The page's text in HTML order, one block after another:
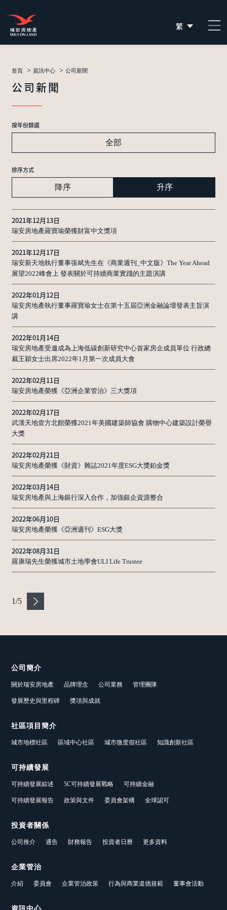
繁
简
首頁 > 資訊中心 > 公司新聞
公司新聞
按年份篩選
全部
排序方式
降序 升序
2021年12月13日
瑞安房地產羅寶瑜榮獲財富中文獎項
2021年12月17日
瑞安新天地執行董事張斌先生在《商業週刊_中文版》The Year Ahead
展望2022峰會上 發表關於可持續商業實踐的主題演講
2022年01月12日
瑞安房地產執行董事羅寶瑜女士在第十五屆亞洲金融論壇發表主旨演
講
2022年01月14日
瑞安房地產受邀成為上海低碳創新研究中心首家房企成員單位 行政總
裁王穎女士出席2022年1月第一次成員大會
2022年02月11日
瑞安房地產榮獲《亞洲企業管治》三大獎項
2022年02月17日
武漢天地壹方北館榮獲2021年美國建築師協會 購物中心建築設計榮譽
大獎
2022年02月21日
瑞安房地產榮獲《財資》雜誌2021年度ESG大獎鉑金獎
2022年03月14日
瑞安房地產與上海銀行深入合作，加強銀企資源整合
2022年06月10日
瑞安房地產榮獲《亞洲週刊》ESG大獎
2022年08月31日
羅康瑞先生榮獲城市土地學會ULI Life Trustee
1/5
公司簡介
關於瑞安房地產 品牌理念 公司業務 管理團隊
發展歷史與里程碑 獎項與成就
社區項目簡介
城市地標社區 區域中心社區 城市微度假社區 知識創新社區
可持續發展
可持續發展綜述 5C可持續發展戰略 可持續金融
可持續發展報告 政策與文件 委員會架構 全球認可
投資者關係
公司推介 通告 財務報告 投資者日曆 更多資料
企業管治
介紹 委員會 企業管治政策 行為與商業道德規範 董事會活動